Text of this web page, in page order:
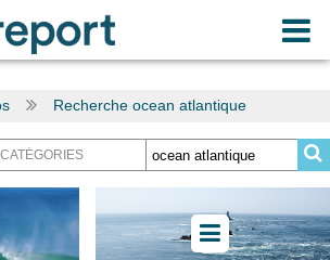
Recherche ocean atlantique